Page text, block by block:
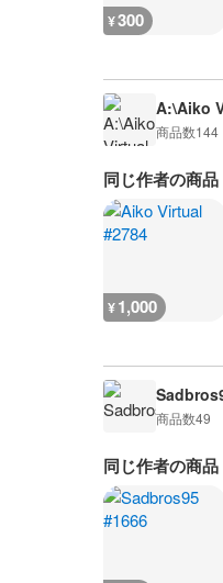
¥300
A:\Aiko
商品数144
同じ作者の商品
¥1,000
商品数49
同じ作者の商品